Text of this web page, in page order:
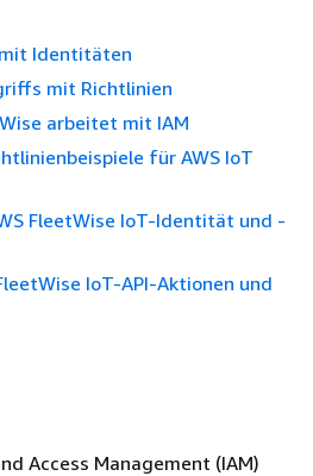
Identitäten
mit Richtlinien
arbeitet mit IAM
für AWS IoT
FleetWise IoT-Identität und -
IoT-API-Aktionen und
Access Management (IAM)